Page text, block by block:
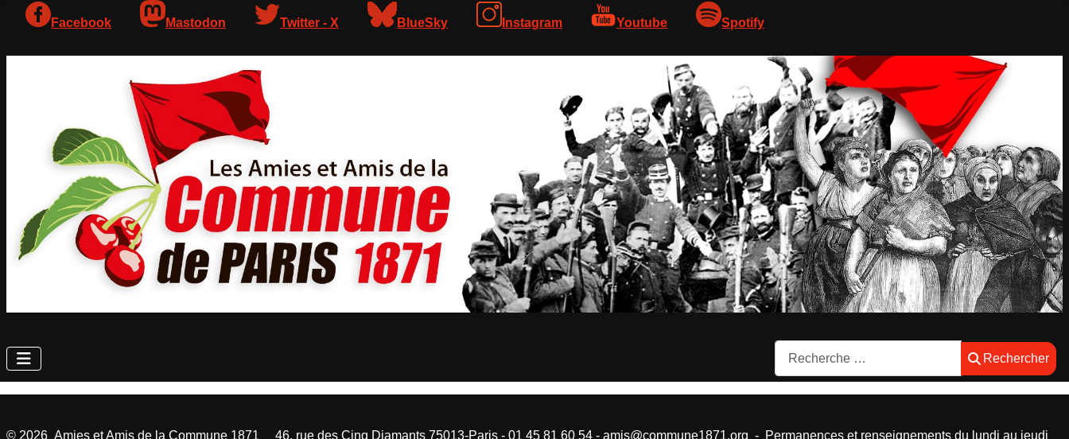
Facebook Mastodon Twitter - X BlueSky Instagram Youtube Spotify
Rechercher
Rechercher
© 2026 Amies et Amis de la Commune 1871 46, rue des Cinq Diamants 75013-Paris - 01 45 81 60 54 - amis@commune1871.org - Permanences et renseignements du lundi au jeudi